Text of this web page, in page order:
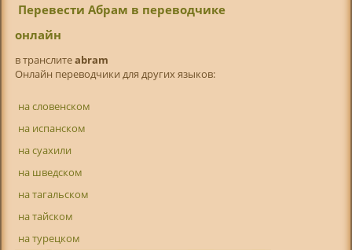
Перевести Абрам в переводчике
онлайн
в транслитeabram
Онлайн переводчики для других языков:
на словенском
на испанском
на суахили
на шведском
на тагальском
на тайском
на турецком